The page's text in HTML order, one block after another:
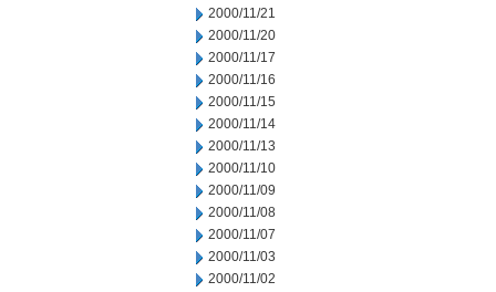
2000/11/21
2000/11/20
2000/11/17
2000/11/16
2000/11/15
2000/11/14
2000/11/13
2000/11/10
2000/11/09
2000/11/08
2000/11/07
2000/11/03
2000/11/02